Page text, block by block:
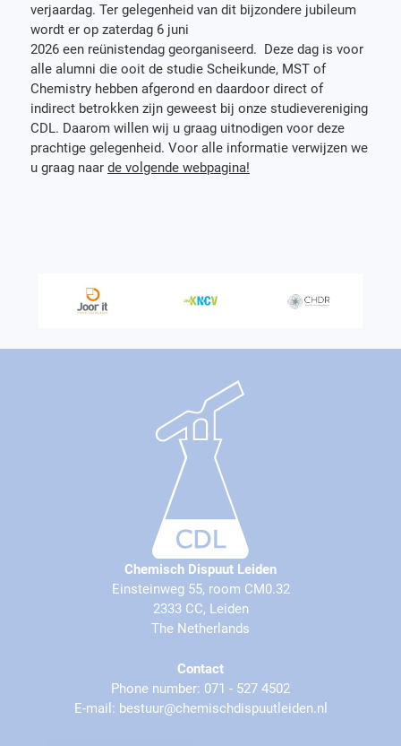
verjaardag. Ter gelegenheid van dit bijzondere jubileum
wordt er op zaterdag 6 juni
2026 een reünistendag georganiseerd. Deze dag is voor
alle alumni die ooit de studie Scheikunde, MST of
Chemistry hebben afgerond en daardoor direct of
indirect betrokken zijn geweest bij onze studievereniging
CDL. Daarom willen wij u graag uitnodigen voor deze
prachtige gelegenheid. Voor alle informatie verwijzen we
u graag naarde volgende webpagina!
Chemisch Dispuut Leiden
Einsteinweg 55, room CM0.32
2333 CC, Leiden
The Netherlands
Contact
Phone number: 071 - 527 4502
E-mail: bestuur@chemischdispuutleiden.nl